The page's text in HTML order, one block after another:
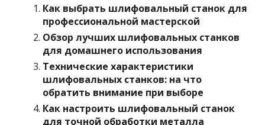
Как выбрать шлифовальный станок для
профессиональной мастерской
Обзор лучших шлифовальных станков
для домашнего использования
Технические характеристики
шлифовальных станков: на что
обратить внимание при выборе
Как настроить шлифовальный станок
для точной обработки металла